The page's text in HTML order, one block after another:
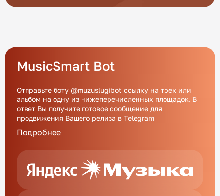
MusicSmart Bot
Отправьте боту @muzuslugibot cсылку на трек или
альбом на одну из нижеперечисленных площадок. В
ответ Вы получите готовое сообщение для
продвижения Вашего релиза в Telegram
Подробнее